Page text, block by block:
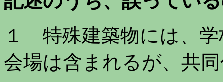
１ 特殊建築物には、学
会場は含まれるが、共